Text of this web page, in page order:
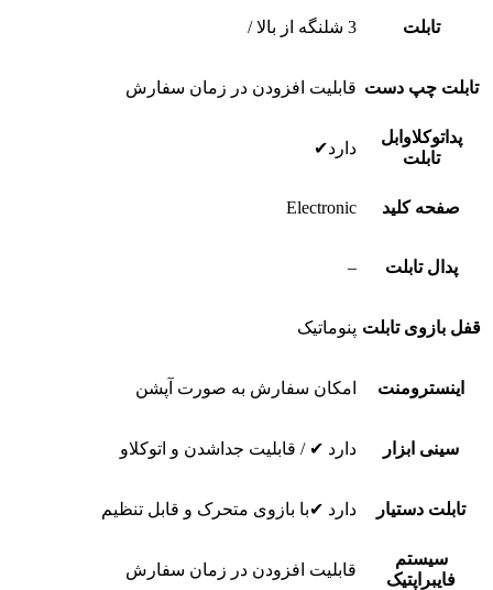
تابلت 3 شلنگه از بالا /
تابلت چپ دست قابلیت افزودن در زمان سفارش
پداتوکلاوابل
تابلت
دارد✔
صفحه کلید Electronic
پدال تابلت –
قفل بازوی تابلت پنوماتیک
اینسترومنت امکان سفارش به صورت آپشن
سینی ابزار دارد ✔ / قابلیت جداشدن و اتوکلاو
تابلت دستیار دارد ✔با بازوی متحرک و قابل تنظیم
سیستم
فایبراپتیک
قابلیت افزودن در زمان سفارش